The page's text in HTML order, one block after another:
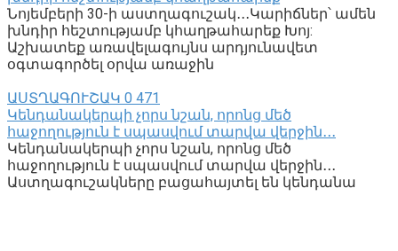
Նոյեմբերի 30-ի աստղագուշակ․․․Կարիճներ՝ ամեն
խնդիր հեշտությամբ կհաղթահարեք Խոյ:
Աշխատեք առավելագույնս արդյունավետ
օգտագործել օրվա առաջին
ԱՍՏՂԱԳՈՒՇԱԿ 0 471
Կենդանակերպի չորս նշան, որոնց մեծ
հաջողություն է սպասվում տարվա վերջին․․․
Կենդանակերպի չորս նշան, որոնց մեծ
հաջողություն է սպասվում տարվա վերջին․․․
Աստղագուշակները բացահայտել են կենդանա